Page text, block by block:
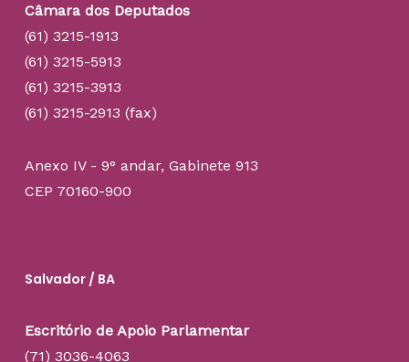
Câmara dos Deputados
(61) 3215-1913
(61) 3215-5913
(61) 3215-3913
(61) 3215-2913 (fax)
Anexo IV - 9° andar, Gabinete 913
CEP 70160-900
Salvador / BA
Escritório de Apoio Parlamentar
(71) 3036-4063